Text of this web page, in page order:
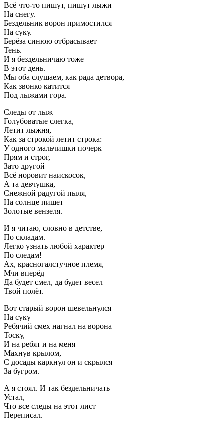
Всё что-то пишут, пишут лыжи
На снегу.
Бездельник ворон примостился
На суку.
Берёза синюю отбрасывает
Тень.
И я бездельничаю тоже
В этот день.
Мы оба слушаем, как рада детвора,
Как звонко катится
Под лыжами гора.
Следы от лыж —
Голубоватые слегка,
Летит лыжня,
Как за строкой летит строка:
У одного мальчишки почерк
Прям и строг,
Зато другой
Всё норовит наискосок,
А та девчушка,
Снежной радугой пыля,
На солнце пишет
Золотые вензеля.
И я читаю, словно в детстве,
По складам.
Легко узнать любой характер
По следам!
Ах, красногалстучное племя,
Мчи вперёд —
Да будет смел, да будет весел
Твой полёт.
Вот старый ворон шевельнулся
На суку —
Ребячий смех нагнал на ворона
Тоску,
И на ребят и на меня
Махнув крылом,
С досады каркнул он и скрылся
За бугром.
А я стоял. И так бездельничать
Устал,
Что все следы на этот лист
Переписал.